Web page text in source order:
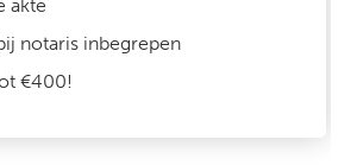
akte
notaris inbegrepen
€400!